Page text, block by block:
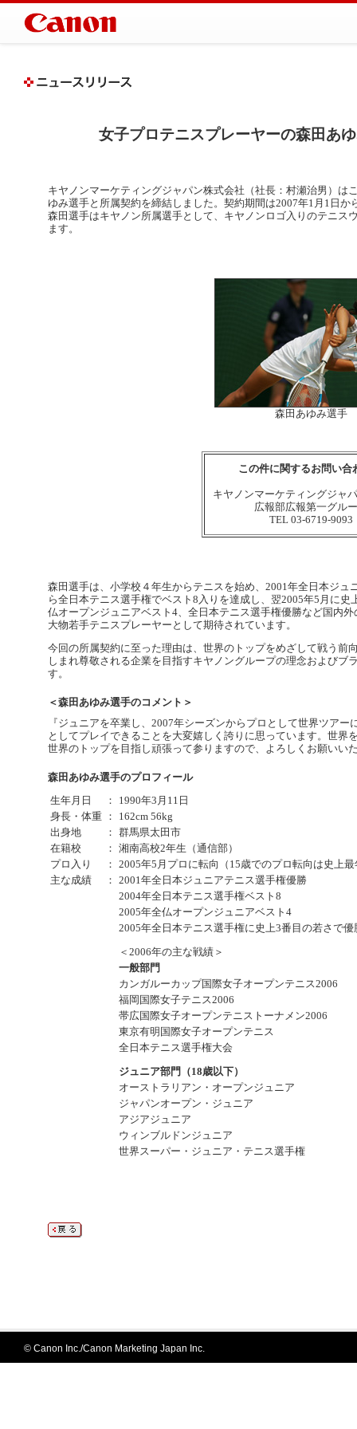
女子プロテニスプレーヤーの森田あ
キヤノンマーケティングジャパン株式会社（社長：村瀬治男）は
ゆみ選手と所属契約を締結しました。契約期間は2007年1月1日
森田選手はキヤノン所属選手として、キヤノンロゴ入りのテニス
ます。
森田あゆみ選手
この件に関するお問い合
キヤノンマーケティングジャ
広報部広報第一グル
TEL 03-6719-9093
森田選手は、小学校４年生からテニスを始め、2001年全日本ジュ
ら全日本テニス選手権でベスト8入りを達成し、翌2005年5月に
仏オープンジュニアベスト4、全日本テニス選手権優勝など国内
大物若手テニスプレーヤーとして期待されています。
今回の所属契約に至った理由は、世界のトップをめざして戦う前
しまれ尊敬される企業を目指すキヤノングループの理念およびブ
す。
＜森田あゆみ選手のコメント＞
『ジュニアを卒業し、2007年シーズンからプロとして世界ツア
としてプレイできることを大変嬉しく誇りに思っています。世界
世界のトップを目指し頑張って参りますので、よろしくお願いい
森田あゆみ選手のプロフィール
生年月日
：
1990年3月11日
身長・体重 ：
162cm 56kg
出身地
： 群馬県太田市
在籍校
： 湘南高校2年生（通信部）
プロ入り
： 2005年5月プロに転向（15歳でのプロ転向は史上
主な成績
： 2001年全日本ジュニアテニス選手権優勝
2004年全日本テニス選手権ベスト8
2005年全仏オープンジュニアベスト4
2005年全日本テニス選手権に史上3番目の若さで優
＜2006年の主な戦績＞
一般部門
カンガルーカップ国際女子オープンテニス2006
福岡国際女子テニス2006
帯広国際女子オープンテニストーナメン2006
東京有明国際女子オープンテニス
全日本テニス選手権大会
ジュニア部門（18歳以下）
オーストラリアン・オープンジュニア
ジャパンオープン・ジュニア
アジアジュニア
ウィンブルドンジュニア
世界スーパー・ジュニア・テニス選手権
© Canon Inc./Canon Marketing Japan Inc.